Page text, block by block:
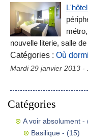
nouvelle literie, salle
Catégories : Où
Mardi 29 janvier 2013 -
Catégories
A voir absolument -
Basilique - (15)